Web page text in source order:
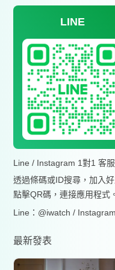
LINE
Line / Instagram 1對1 客服
透過條碼或ID搜尋，加入
點擊QR碼，連接應用程式。
Line：@iwatch /
最新發表